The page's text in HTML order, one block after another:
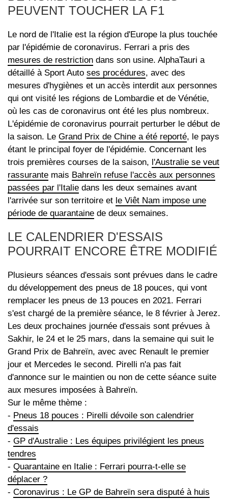
PEUVENT TOUCHER LA F1
Le nord de l'Italie est la région d'Europe la plus touchée
par l'épidémie de coronavirus. Ferrari a pris des
mesures de restriction dans son usine. AlphaTauri a
détaillé à Sport Auto ses procédures, avec des
mesures d'hygiènes et un accès interdit aux personnes
qui ont visité les régions de Lombardie et de Vénétie,
où les cas de coronavirus ont été les plus nombreux.
L'épidémie de coronavirus pourrait perturber le début de
la saison. Le Grand Prix de Chine a été reporté, le pays
étant le principal foyer de l'épidémie. Concernant les
trois premières courses de la saison, l'Australie se veut
rassurante mais Bahreïn refuse l'accès aux personnes
passées par l'Italie dans les deux semaines avant
l'arrivée sur son territoire et le Viêt Nam impose une
période de quarantaine de deux semaines.
LE CALENDRIER D'ESSAIS
POURRAIT ENCORE ÊTRE MODIFIÉ
Plusieurs séances d'essais sont prévues dans le cadre
du développement des pneus de 18 pouces, qui vont
remplacer les pneus de 13 pouces en 2021. Ferrari
s'est chargé de la première séance, le 8 février à Jerez.
Les deux prochaines journée d'essais sont prévues à
Sakhir, le 24 et le 25 mars, dans la semaine qui suit le
Grand Prix de Bahreïn, avec avec Renault le premier
jour et Mercedes le second. Pirelli n'a pas fait
d'annonce sur le maintien ou non de cette séance suite
aux mesures imposées à Bahreïn.
Sur le même thème :
- Pneus 18 pouces : Pirelli dévoile son calendrier
d'essais
- GP d'Australie : Les équipes privilégient les pneus
tendres
- Quarantaine en Italie : Ferrari pourra-t-elle se
déplacer ?
- Coronavirus : Le GP de Bahreïn sera disputé à huis